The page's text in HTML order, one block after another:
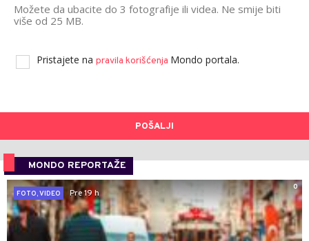
Možete da ubacite do 3 fotografije ili videa. Ne smije biti
više od 25 MB.
Pristajete na pravila korišćenja Mondo portala.
POŠALJI
MONDO REPORTAŽE
0
FOTO, VIDEO
Pre 19 h